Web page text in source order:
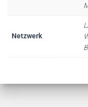
Netzwerk